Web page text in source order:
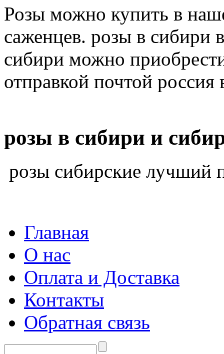
Розы можно купить в
саженцев. розы в сибири
сибири можно
отправкой почтой
розы в сибири и
розы сибирские лучший
Главная
О нас
Оплата и Доставка
Контакты
Обратная связь